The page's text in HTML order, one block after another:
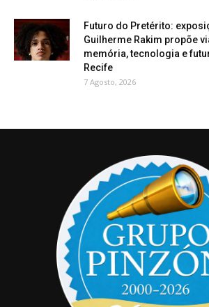
Futuro do Pretérito:
Guilherme Rakim propõe
memória, tecnologia e
Recife
7 Agosto, 2026